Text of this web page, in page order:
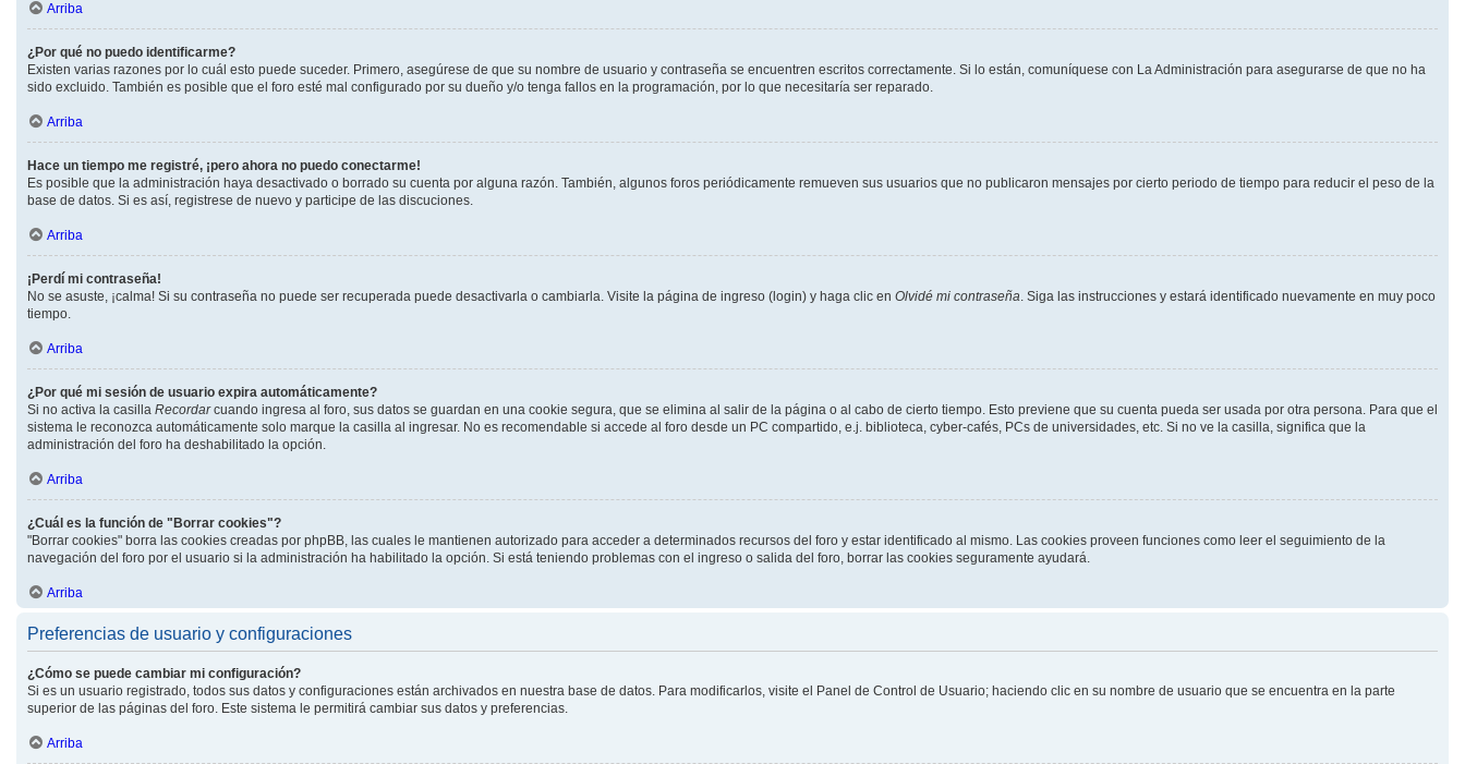
Arriba
¿Por qué no puedo identificarme?
Existen varias razones por lo cuál esto puede suceder. Primero, asegúrese de que su nombre de usuario y contraseña se encuentren escritos correctamente. Si lo están, comuníquese con La Administración para asegurarse de que no ha
sido excluido. También es posible que el foro esté mal configurado por su dueño y/o tenga fallos en la programación, por lo que necesitaría ser reparado.
Arriba
Hace un tiempo me registré, ¡pero ahora no puedo conectarme!
Es posible que la administración haya desactivado o borrado su cuenta por alguna razón. También, algunos foros periódicamente remueven sus usuarios que no publicaron mensajes por cierto periodo de tiempo para reducir el peso de la
base de datos. Si es así, registrese de nuevo y participe de las discuciones.
Arriba
¡Perdí mi contraseña!
No se asuste, ¡calma! Si su contraseña no puede ser recuperada puede desactivarla o cambiarla. Visite la página de ingreso (login) y haga clic en Olvidé mi contraseña. Siga las instrucciones y estará identificado nuevamente en muy poco
tiempo.
Arriba
¿Por qué mi sesión de usuario expira automáticamente?
Si no activa la casilla Recordarcuando ingresa al foro, sus datos se guardan en una cookie segura, que se elimina al salir de la página o al cabo de cierto tiempo. Esto previene que su cuenta pueda ser usada por otra persona. Para que el
sistema le reconozca automáticamente solo marque la casilla al ingresar. No es recomendable si accede al foro desde un PC compartido, e.j. biblioteca, cyber-cafés, PCs de universidades, etc. Si no ve la casilla, significa que la
administración del foro ha deshabilitado la opción.
Arriba
¿Cuál es la función de "Borrar cookies"?
"Borrar cookies" borra las cookies creadas por phpBB, las cuales le mantienen autorizado para acceder a determinados recursos del foro y estar identificado al mismo. Las cookies proveen funciones como leer el seguimiento de la
navegación del foro por el usuario si la administración ha habilitado la opción. Si está teniendo problemas con el ingreso o salida del foro, borrar las cookies seguramente ayudará.
Arriba
Preferencias de usuario y configuraciones
¿Cómo se puede cambiar mi configuración?
Si es un usuario registrado, todos sus datos y configuraciones están archivados en nuestra base de datos. Para modificarlos, visite el Panel de Control de Usuario; haciendo clic en su nombre de usuario que se encuentra en la parte
superior de las páginas del foro. Este sistema le permitirá cambiar sus datos y preferencias.
Arriba